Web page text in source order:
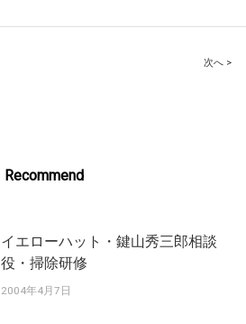
次へ >
Recommend
イエローハット・鍵山秀三郎相談
役・掃除研修
2004年4月7日